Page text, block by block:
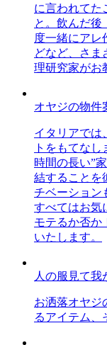
に言われてた
と。飲んだ後
度一緒にアレ
どなど、さま
理研究家がお
オヤジの物件
イタリアでは
トをもてな
時間の長い”
結することを
チベーション
すべてはお気
モテるか否か
いたします。
人の服見て我
お洒落オヤジ
るアイテム、